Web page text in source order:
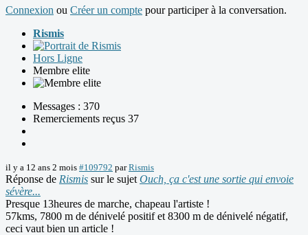
Connexion ou Créer un compte pour participer à la conversation.
Rismis
Hors Ligne
Membre elite
Messages : 370
Remerciements reçus 37
il y a 12 ans 2 mois #109792 parRismis
Réponse de Rismis sur le sujet Ouch, ça c'est une sortie qui envoie
sévère...
Presque 13heures de marche, chapeau l'artiste !
57kms, 7800 m de dénivelé positif et 8300 m de dénivelé négatif,
ceci vaut bien un article !